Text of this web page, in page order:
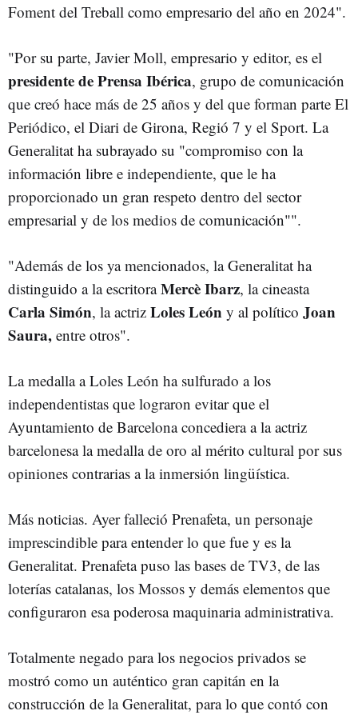
Foment del Treball como empresario del año en 2024".
"Por su parte, Javier Moll, empresario y editor, es el
presidente de Prensa Ibérica, grupo de comunicación
que creó hace más de 25 años y del que forman parte El
Periódico, el Diari de Girona, Regió 7 y el Sport. La
Generalitat ha subrayado su "compromiso con la
información libre e independiente, que le ha
proporcionado un gran respeto dentro del sector
empresarial y de los medios de comunicación"".
"Además de los ya mencionados, la Generalitat ha
distinguido a la escritoraMercè Ibarz, la cineasta
Carla Simón, la actriz Loles León y al político Joan
Saura, entre otros".
La medalla a Loles León ha sulfurado a los
independentistas que lograron evitar que el
Ayuntamiento de Barcelona concediera a la actriz
barcelonesa la medalla de oro al mérito cultural por sus
opiniones contrarias a la inmersión lingüística.
Más noticias. Ayer falleció Prenafeta, un personaje
imprescindible para entender lo que fue y es la
Generalitat. Prenafeta puso las bases de TV3, de las
loterías catalanas, los Mossos y demás elementos que
configuraron esa poderosa maquinaria administrativa.
Totalmente negado para los negocios privados se
mostró como un auténtico gran capitán en la
construcción de la Generalitat, para lo que contó con